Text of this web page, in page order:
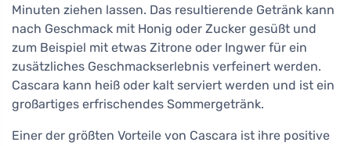
Minuten ziehen lassen. Das resultierende Getränk kann
nach Geschmack mit Honig oder Zucker gesüßt und
zum Beispiel mit etwas Zitrone oder Ingwer für ein
zusätzliches Geschmackserlebnis verfeinert werden.
Cascara kann heiß oder kalt serviert werden und ist ein
großartiges erfrischendes Sommergetränk.
Einer der größten Vorteile von Cascara ist ihre positive